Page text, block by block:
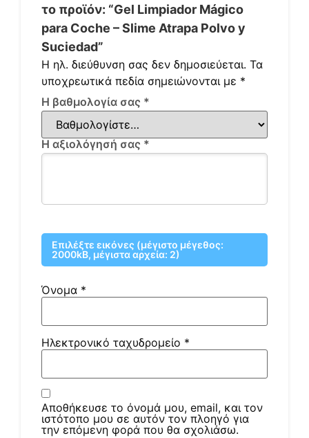
το προϊόν: “Gel Limpiador Mágico
para Coche – Slime Atrapa Polvo y
Suciedad”
Η ηλ. διεύθυνση σας δεν δημοσιεύεται. Τα
υποχρεωτικά πεδία σημειώνονται με *
Η βαθμολογία σας *
Η αξιολόγησή σας *
Επιλέξτε εικόνες (μέγιστο μέγεθος:
2000kB, μέγιστα αρχεία: 2)
Όνομα *
Ηλεκτρονικό ταχυδρομείο *
Αποθήκευσε το όνομά μου, email, και τον
ιστότοπο μου σε αυτόν τον πλοηγό για
την επόμενη φορά που θα σχολιάσω.